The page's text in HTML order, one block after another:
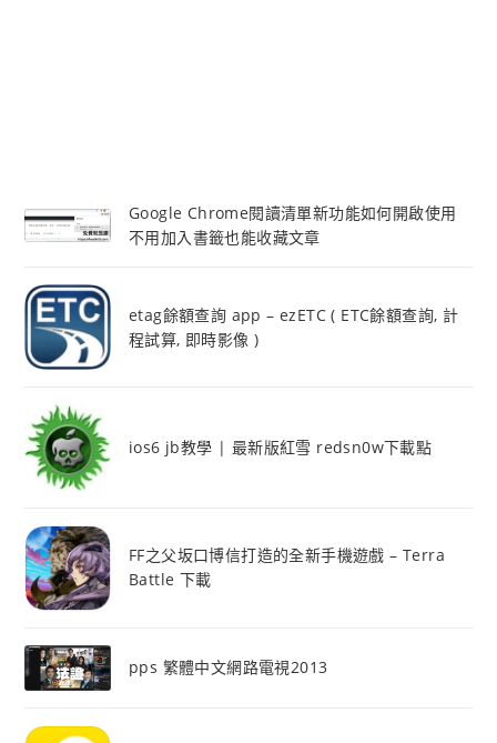
Google Chrome閱讀清單新功能如何開啟使用
不用加入書籤也能收藏文章
etag餘額查詢 app – ezETC ( ETC餘額查詢, 計
程試算, 即時影像 )
ios6 jb教學 | 最新版紅雪 redsn0w下載點
FF之父坂口博信打造的全新手機遊戲 – Terra
Battle 下載
pps 繁體中文網路電視2013